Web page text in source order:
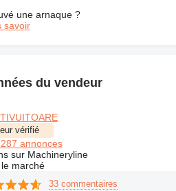
une arnaque ?
savoir
du vendeur
vérifié
annonces
sur Machineryline
marché
33 commentaires